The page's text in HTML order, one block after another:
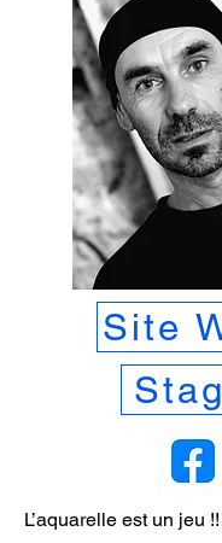
Site
L’aquarelle est un jeu !!